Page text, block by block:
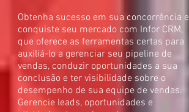
Obtenha sucesso em sua concorrência e
conquiste seu mercado com Infor CRM,
que oferece as ferramentas certas para
auxiliá-lo a gerenciar seu pipeline de
vendas, conduzir oportunidades a sua
conclusão e ter visibilidade sobre o
desempenho de sua equipe de vendas.
Gerencie leads, oportunidades e